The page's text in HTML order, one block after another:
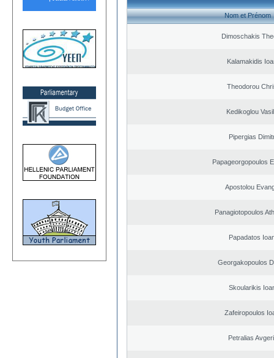
Nom et Prénom
Dimoschakis
Kalamakidis
Theodorou
Kedikoglou
Pipergias
Papageorgopoulos
Apostolou
Panagiotopoulos
Papadatos
Georgakopoulos
Skoularikis
Zafeiropoulos
Petralias